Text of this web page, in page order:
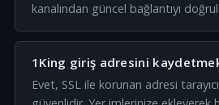
kanalından güncel bağlantıyı
1King giriş adresini
Evet, SSL ile korunan adresi